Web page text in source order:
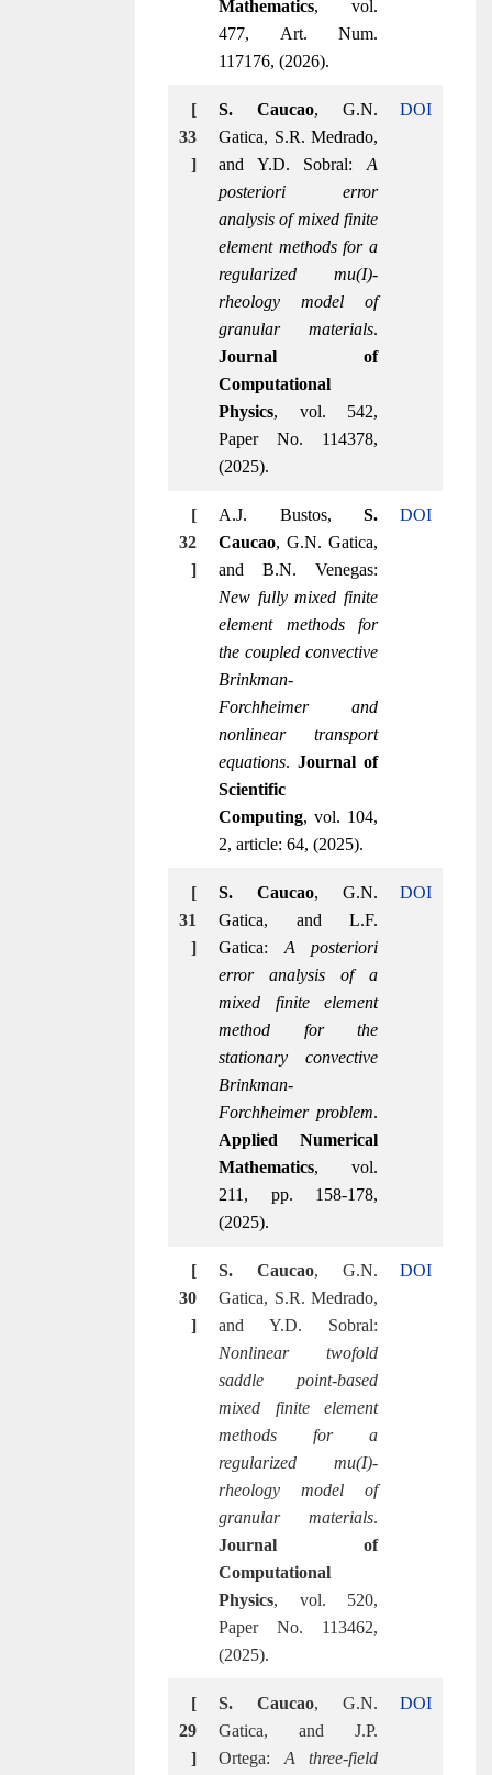
Mathematics, vol.
477, Art. Num.
117176, (2026).
[
33
]
S. Caucao, G.N.
Gatica, S.R. Medrado,
and Y.D. Sobral:A
posteriori error
analysis of mixed finite
element methods for a
regularized mu(I)-
rheology model of
granular materials.
Journal of
Computational
Physics, vol. 542,
Paper No. 114378,
(2025).
DOI
[
32
]
A.J. Bustos,S.
Caucao, G.N. Gatica,
and B.N. Venegas:
New fully mixed finite
element methods for
the coupled convective
Brinkman-
Forchheimer and
nonlinear transport
equations. Journal of
Scientific
Computing, vol. 104,
2, article: 64, (2025).
DOI
[
31
]
S. Caucao, G.N.
Gatica, and L.F.
Gatica: A posteriori
error analysis of a
mixed finite element
method for the
stationary convective
Brinkman-
Forchheimer problem.
Applied Numerical
Mathematics, vol.
211, pp. 158-178,
(2025).
DOI
[
30
]
S. Caucao, G.N.
Gatica, S.R. Medrado,
and Y.D. Sobral:
Nonlinear twofold
saddle point-based
mixed finite element
methods for a
regularized mu(I)-
rheology model of
granular materials.
Journal of
Computational
Physics, vol. 520,
Paper No. 113462,
(2025).
DOI
[
29
]
S. Caucao, G.N.
Gatica, and J.P.
Ortega: A three-field
DOI